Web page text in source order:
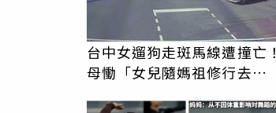
台中女遛狗走斑馬線遭撞亡！
母慟「女兒隨媽祖修行去